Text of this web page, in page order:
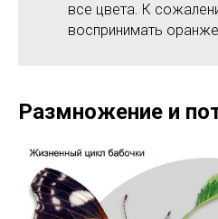
все цвета. К
воспринимать
Размножение и